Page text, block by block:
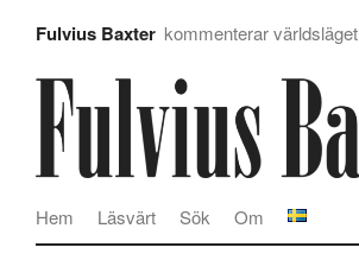
Fulvius Baxter kommenterar världsläget
Om
Sök
Läsvärt
Hem